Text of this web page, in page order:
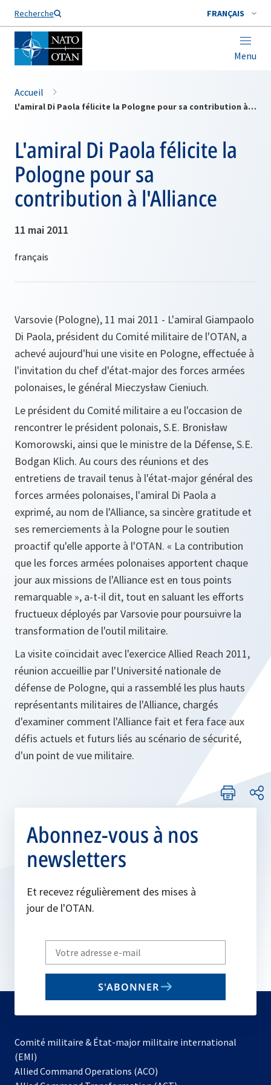
Recherche FRANÇAIS
Menu
Nom de famille*
Accueil
L'amiral Di Paola félicite la Pologne pour sa contribution à l'Alliance
L'amiral Di Paola félicite la
Pologne pour sa
contribution à l'Alliance
11 mai 2011
Varsovie (Pologne), 11 mai 2011 - L'amiral Giampaolo
Di Paola, président du Comité militaire de l'OTAN, a
achevé aujourd'hui une visite en Pologne, effectuée à
l'invitation du chef d'état-major des forces armées
polonaises, le général Mieczysław Cieniuch.
Le président du Comité militaire a eu l'occasion de
rencontrer le président polonais, S.E. Bronisław
Komorowski, ainsi que le ministre de la Défense, S.E.
Bodgan Klich. Au cours des réunions et des
entretiens de travail tenus à l'état-major général des
forces armées polonaises, l'amiral Di Paola a
exprimé, au nom de l'Alliance, sa sincère gratitude et
ses remerciements à la Pologne pour le soutien
proactif qu'elle apporte à l'OTAN. « La contribution
que les forces armées polonaises apportent chaque
jour aux missions de l'Alliance est en tous points
remarquable », a-t-il dit, tout en saluant les efforts
fructueux déployés par Varsovie pour poursuivre la
transformation de l'outil militaire.
La visite coïncidait avec l'exercice Allied Reach 2011,
réunion accueillie par l'Université nationale de
défense de Pologne, qui a rassemblé les plus hauts
représentants militaires de l'Alliance, chargés
d'examiner comment l'Alliance fait et fera face aux
défis actuels et futurs liés au scénario de sécurité,
d'un point de vue militaire.
Abonnez-vous à nos
newsletters
Et recevez régulièrement des mises à
jour de l'OTAN.
Write
your
email
S'ABONNER
Comité militaire & État-major militaire international
(EMI)
Allied Command Operations (ACO)